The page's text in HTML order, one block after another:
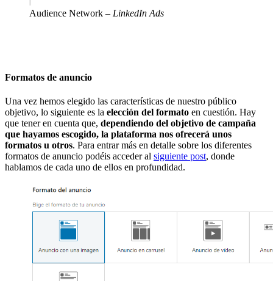
Audience Network – LinkedIn Ads
Formatos de anuncio
Una vez hemos elegido las características de nuestro público
objetivo, lo siguiente es la elección del formato en cuestión. Hay
que tener en cuenta que, dependiendo del objetivo de campaña
que hayamos escogido, la plataforma nos ofrecerá unos
formatos u otros. Para entrar más en detalle sobre los diferentes
formatos de anuncio podéis acceder al siguiente post, donde
hablamos de cada uno de ellos en profundidad.